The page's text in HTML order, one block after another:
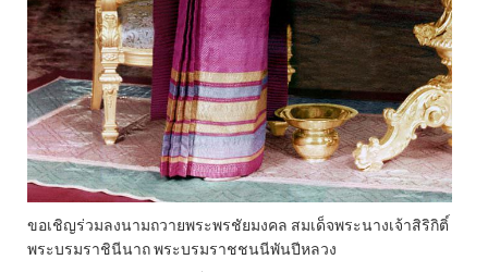
ขอเชิญร่วมลงนามถวายพระพรชัยมงคล สมเด็จพระนางเจ้าสิริกิติ์
พระบรมราชินีนาถ พระบรมราชชนนีพันปีหลวง